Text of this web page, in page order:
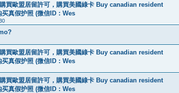
買歐盟居留許可，購買美國綠卡 Buy canadian resident
真假护照 (微信ID：Wes
買歐盟居留許可，購買美國綠卡 Buy canadian resident
真假护照 (微信ID：Wes
買歐盟居留許可，購買美國綠卡 Buy canadian resident
真假护照 (微信ID：Wes